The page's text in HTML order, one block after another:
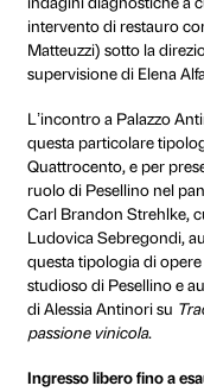
In occasione
Strozzi e dal
generoso
Crocifissione
Francesco
1457).
La grande
accanto alla